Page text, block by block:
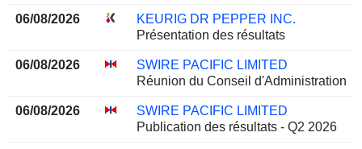
06/08/2026
KEURIG DR PEPPER INC.
Présentation des résultats
06/08/2026
SWIRE PACIFIC LIMITED
Réunion du Conseil d'Administration
06/08/2026
SWIRE PACIFIC LIMITED
Publication des résultats - Q2 2026